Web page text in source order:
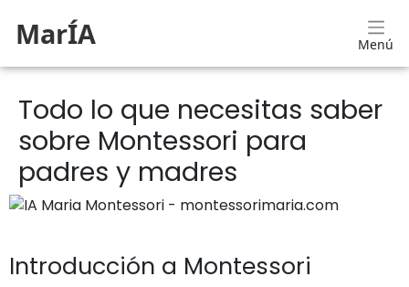
MarÍA Menú
Todo lo que necesitas saber
sobre Montessori para
padres y madres
Introducción a Montessori